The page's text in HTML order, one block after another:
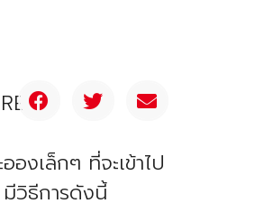
งเล็กๆ ที่จะเข้าไป
วิธีการดังนี้